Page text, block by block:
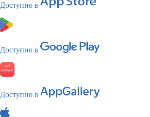
Доступно в
Доступно в
Доступно в